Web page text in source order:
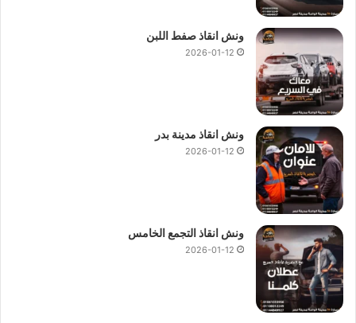
ونش انقاذ صفط اللبن
2026-01-12
ونش انقاذ مدينة بدر
2026-01-12
ونش انقاذ التجمع الخامس
2026-01-12